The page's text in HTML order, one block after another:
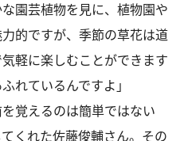
園芸植物を見に、植物園や
的ですが、季節の草花は道
軽に楽しむことができます
れているんですよ」
覚えるのは簡単ではない
くれた佐藤俊輔さん。その